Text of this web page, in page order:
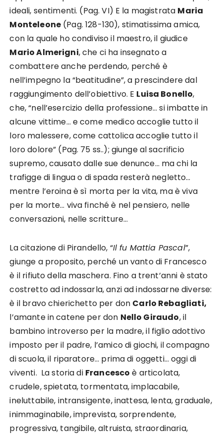
ideali, sentimenti. (Pag. VI) E la magistrata Maria
Monteleone (Pag. 128-130), stimatissima amica,
con la quale ho condiviso il maestro, il giudice
Mario Almerigni, che ci ha insegnato a
combattere anche perdendo, perché è
nell’impegno la “beatitudine”, a prescindere dal
raggiungimento dell’obiettivo. E Luisa Bonello,
che, “nell’esercizio della professione… si imbatte in
alcune vittime… e come medico accoglie tutto il
loro malessere, come cattolica accoglie tutto il
loro dolore” (Pag. 75 ss..); giunge al sacrificio
supremo, causato dalle sue denunce… ma chi la
trafigge di lingua o di spada resterà negletto…
mentre l’eroina è sì morta per la vita, ma è viva
per la morte… viva finché è nel pensiero, nelle
conversazioni, nelle scritture…
La citazione di Pirandello, “Il fu Mattia Pascal”,
giunge a proposito, perché un vanto di Francesco
è il rifiuto della maschera. Fino a trent’anni è stato
costretto ad indossarla, anzi ad indossarne diverse:
è il bravo chierichetto per don Carlo Rebagliati,
l’amante in catene per don Nello Giraudo, il
bambino introverso per la madre, il figlio adottivo
imposto per il padre, l’amico di giochi, il compagno
di scuola, il riparatore… prima di oggetti… oggi di
viventi. La storia di Francesco è articolata,
crudele, spietata, tormentata, implacabile,
ineluttabile, intransigente, inattesa, lenta, graduale,
inimmaginabile, imprevista, sorprendente,
progressiva, tangibile, altruista, straordinaria,